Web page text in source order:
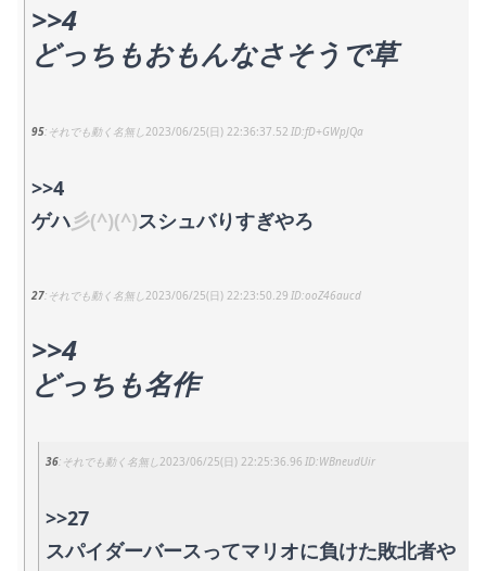
>>4
どっちもおもんなさそうで草
95 それでも動く名無し2023/06/25(日) 22:36:37.52 fD+GWpJQa
>>4
ゲハ彡(^)(^)スシュバりすぎやろ
27 それでも動く名無し2023/06/25(日) 22:23:50.29 ooZ46aucd
>>4
どっちも名作
36 それでも動く名無し2023/06/25(日) 22:25:36.96 WBneudUir
>>27
スパイダーバースってマリオに負けた敗北者や